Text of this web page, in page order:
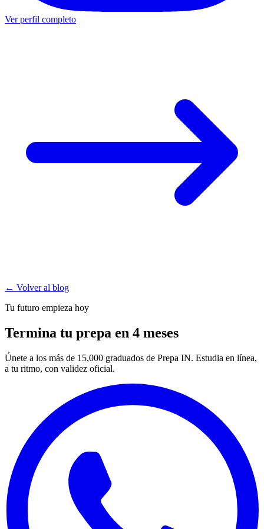
Ver perfil completo
← Volver al blog
Tu futuro empieza hoy
Termina tu prepa en 4 meses
Únete a los más de 15,000 graduados de Prepa IN. Estudia en línea,
a tu ritmo, con validez oficial.